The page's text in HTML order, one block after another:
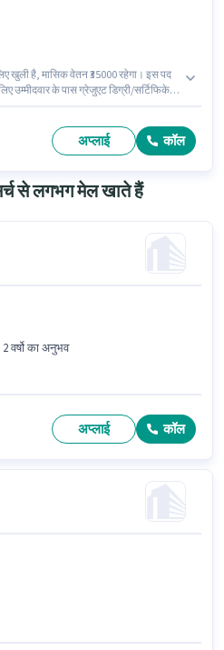
खुली है, मासिक वेतन ₹35000 रहेगा। इस पद
उम्मीदवार के पास ग्रेजुएट डिग्री/सर्टिफिकेट
अप्लाई कॉल
से लगभग मेल खाते हैं
वर्षो का अनुभव
अप्लाई कॉल